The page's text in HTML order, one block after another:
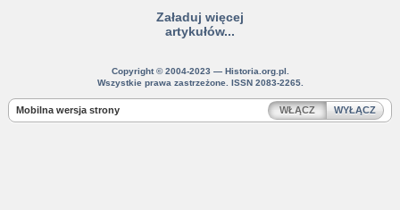
Załaduj więcej
artykułów...
Copyright © 2004-2023 — Historia.org.pl.
Wszystkie prawa zastrzeżone. ISSN 2083-2265.
Mobilna wersja strony WŁĄCZ WYŁĄCZ